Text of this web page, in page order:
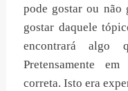
pode gostar ou não
gostar daquele
encontrará algo
Pretensamente
correta. Isto era